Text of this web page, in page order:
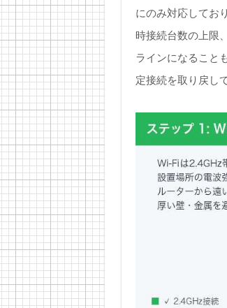
にのみ対応してお
時接続台数の上限
ラインになること
定接続を取り戻し